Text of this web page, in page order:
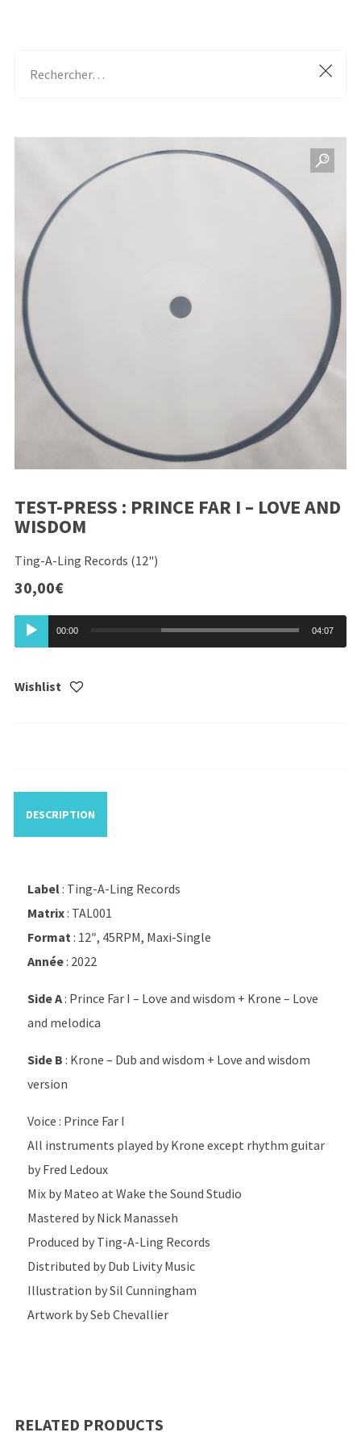
TEST-PRESS : PRINCE FAR I – LOVE AND
WISDOM
Ting-A-Ling Records (12")
30,00€
Lecteur
audio
00:00 04:07
Wishlist
DESCRIPTION
Label: Ting-A-Ling Records
Matrix: TAL001
Format: 12″, 45RPM, Maxi-Single
Année: 2022
Side A: Prince Far I – Love and wisdom + Krone – Love
and melodica
Side B : Krone – Dub and wisdom + Love and wisdom
version
Voice : Prince Far I
All instruments played by Krone except rhythm guitar
by Fred Ledoux
Mix by Mateo at Wake the Sound Studio
Mastered by Nick Manasseh
Produced by Ting-A-Ling Records
Distributed by Dub Livity Music
Illustration by Sil Cunningham
Artwork by Seb Chevallier
RELATED PRODUCTS